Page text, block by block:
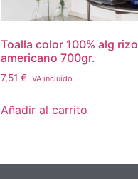
Toalla color 100% alg rizo
americano 700gr.
7,51 € IVA incluído
Añadir al carrito